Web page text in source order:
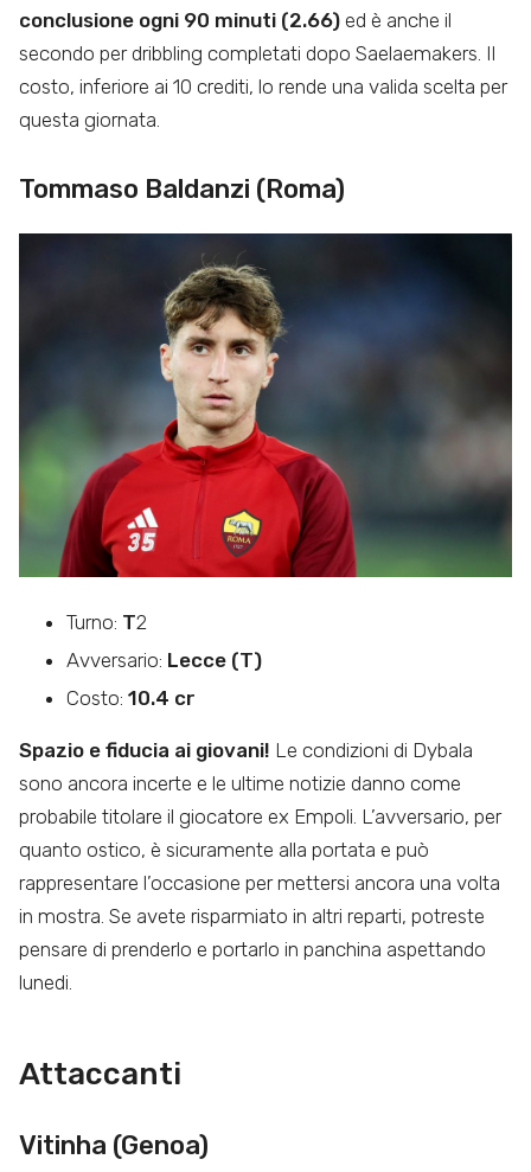
conclusione ogni 90 minuti (2.66) ed è anche il
secondo per dribbling completati dopo Saelaemakers. Il
costo, inferiore ai 10 crediti, lo rende una valida scelta per
questa giornata.
Tommaso Baldanzi (Roma)
Turno: T2
Avversario: Lecce (T)
Costo: 10.4 cr
Spazio e fiducia ai giovani! Le condizioni di Dybala
sono ancora incerte e le ultime notizie danno come
probabile titolare il giocatore ex Empoli. L’avversario, per
quanto ostico, è sicuramente alla portata e può
rappresentare l’occasione per mettersi ancora una volta
in mostra. Se avete risparmiato in altri reparti, potreste
pensare di prenderlo e portarlo in panchina aspettando
lunedi.
Attaccanti
Vitinha (Genoa)